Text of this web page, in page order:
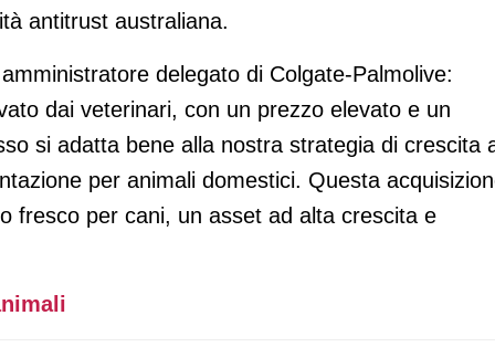
antitrust australiana.
delegato di Colgate-Palmolive:
dai veterinari, con un prezzo elevato e un
si adatta bene alla nostra strategia di crescita
per animali domestici. Questa
fresco per cani, un asset ad alta crescita e